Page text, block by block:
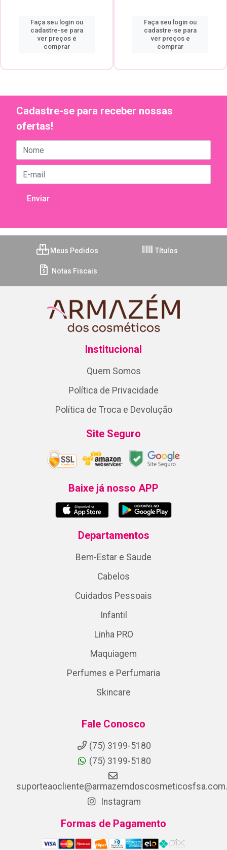
Faça seu login ou
cadastre-se para
ver preços e
comprar
Faça seu login ou
cadastre-se para
ver preços e
comprar
Cadastre-se para receber nossas
ofertas!
Meus Pedidos Títulos
Notas Fiscais
Institucional
Quem Somos
Política de Privacidade
Política de Troca e Devolução
Site Seguro
Baixe já nosso APP
Departamentos
Bem-Estar e Saude
Cabelos
Cuidados Pessoais
Infantil
Linha PRO
Maquiagem
Perfumes e Perfumaria
Skincare
Fale Conosco
(75) 3199-5180
(75) 3199-5180
Instagram
Formas de Pagamento